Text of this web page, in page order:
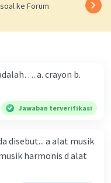
ke Forum
a. crayon b.
Jawaban terverifikasi
disebut... a alat musik
harmonis d alat